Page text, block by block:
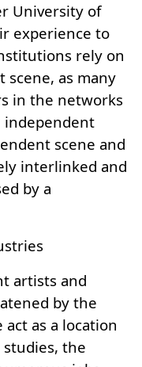
University of
experience to
rely on
scene, as many
in the networks
scene and
interlinked and
by a
artists and
by the
as a location
the